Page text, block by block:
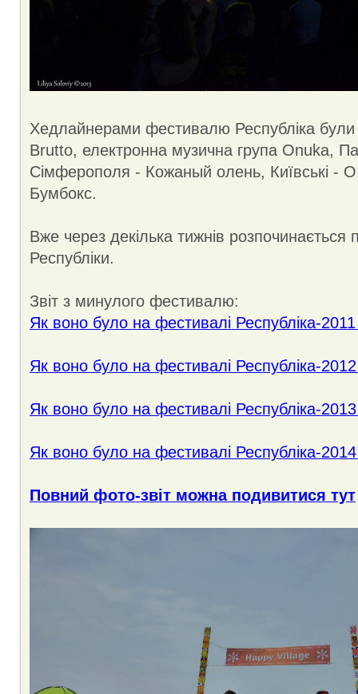
Хедлайнерами фестивалю Республіка були
Brutto, електронна музична група Onuka,
Сімферополя - Кожаный олень, Київські -
Бумбокс.
Вже через декілька тижнів розпочинається
Республіки.
Звіт з минулого фестивалю:
Як воно було на фестивалі Республіка-
Як воно було на фестивалі Республіка-
Як воно було на фестивалі Республіка-
Як воно було на фестивалі Республіка-
Повний фото-звіт можна подивитися тут